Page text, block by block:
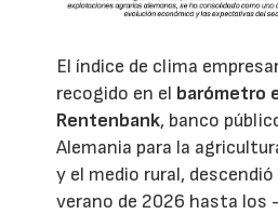
El índice de clima
recogido en el barómetro
Rentenbank, banco
Alemania para la
y el medio rural,
verano de 2026 hasta los